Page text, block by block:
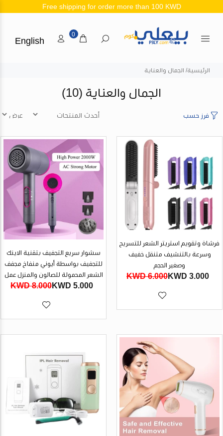
Free shipping for order more than 100 KWD
0
English
الرئيسية الجمال والعناية
الجمال والعناية (10)
فرز حسب
فرشاة وتقويم استريتر الشعر للتسريح
وسرعة بالتنشيف متنقل خفيف
وصغير الحجم
3.000 KWD
6.000 KWD
سشوار سريع التجفيف بتقنية الاينك
للتجفيف بواسطة أيوني منفاخ مجفف
الشعر المحمولة للصالون والمنزل عمل
احترافيمجفف الشعر أيون سلبي
5.000 KWD
8.000 KWD